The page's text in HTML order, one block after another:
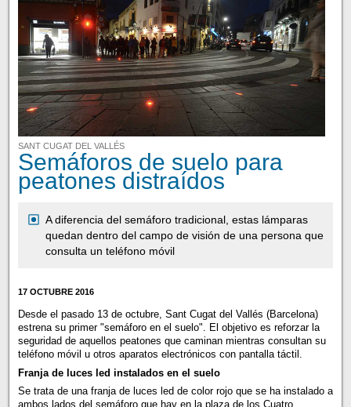
SANT CUGAT DEL VALLÉS
Semáforos de suelo para
peatones distraídos
A diferencia del semáforo tradicional, estas lámparas
quedan dentro del campo de visión de una persona que
consulta un teléfono móvil
17 OCTUBRE 2016
Desde el pasado 13 de octubre, Sant Cugat del Vallés (Barcelona)
estrena su primer "semáforo en el suelo". El objetivo es reforzar la
seguridad de aquellos peatones que caminan mientras consultan su
teléfono móvil u otros aparatos electrónicos con pantalla táctil.
Franja de luces led instalados en el suelo
Se trata de una franja de luces led de color rojo que se ha instalado a
ambos lados del semáforo que hay en la plaza de los Cuatro